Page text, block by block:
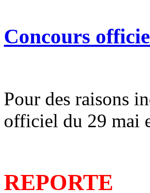
Concours
Pour des raisons
officiel du 29 mai
REPORTE